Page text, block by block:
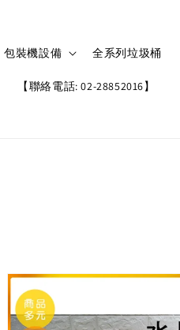
包裝機設備 全系列垃圾桶
【聯絡電話: 02-28852016】